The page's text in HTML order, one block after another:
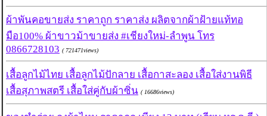
ผ้าพันคอขายส่ง ราคาถูก ราคาส่ง ผลิตจากผ้าฝ้ายแท้ทอ
มือ100% ผ้าขาวม้าขายส่ง #เชียงใหม่-ลำพูน โทร
0866728103 ( 721471views)
เสื้อลูกไม้ไทย เสื้อลูกไม้ปักลาย เสื้อกาสะลอง เสื้อใส่งานพิธี
เสื้อสุภาพสตรี เสื้อใส่คู่กับผ้าซิ่น ( 16686views)